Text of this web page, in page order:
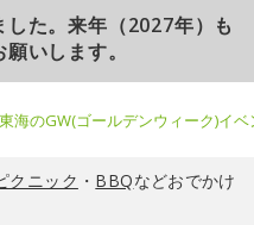
た。来年（2027年）も
いします。
東海のGW(ゴールデンウィーク)イ
クニック ・ BBQなどおでかけ